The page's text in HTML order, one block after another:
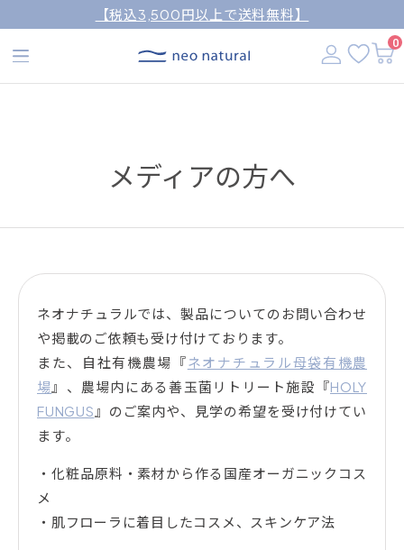
【税込3,500円以上で送料無料】
0
メディアの方へ
ネオナチュラルでは、製品についてのお問い合わせ
や掲載のご依頼も受け付けております。
また、自社有機農場『ネオナチュラル母袋有機農
場 』、農場内にある善玉菌リトリート施設『HOLY
FUNGUS 』のご案内や、見学の希望を受け付けてい
ます。
・化粧品原料・素材から作る国産オーガニックコス
メ
・肌フローラに着目したコスメ、スキンケア法